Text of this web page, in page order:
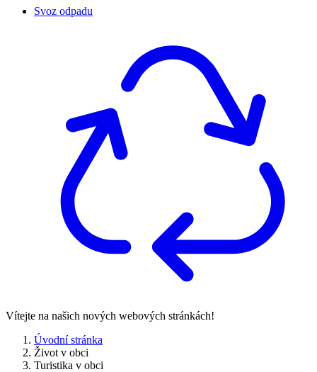
Svoz odpadu
Vítejte na našich nových webových stránkách!
Úvodní stránka
Život v obci
Turistika v obci